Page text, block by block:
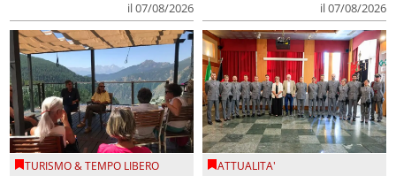
il 07/08/2026 il 07/08/2026
TURISMO & TEMPO LIBERO ATTUALITA'